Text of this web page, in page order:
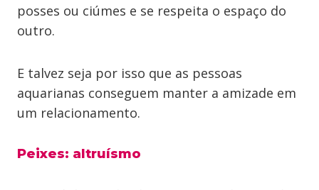
posses ou ciúmes e se respeita o espaço do
outro.
E talvez seja por isso que as pessoas
aquarianas conseguem manter a amizade em
um relacionamento.
Peixes: altruísmo